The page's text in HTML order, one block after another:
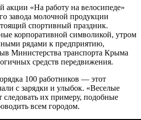
акции «На работу на велосипеде»
завода молочной продукции
спортивный праздник.
корпоративной символикой, утром
рядами к предприятию,
Министерства транспорта Крыма
средств передвижения.
100 работников — этот
с зарядки и улыбок. «Веселые
их примеру, подобные
всем городом.